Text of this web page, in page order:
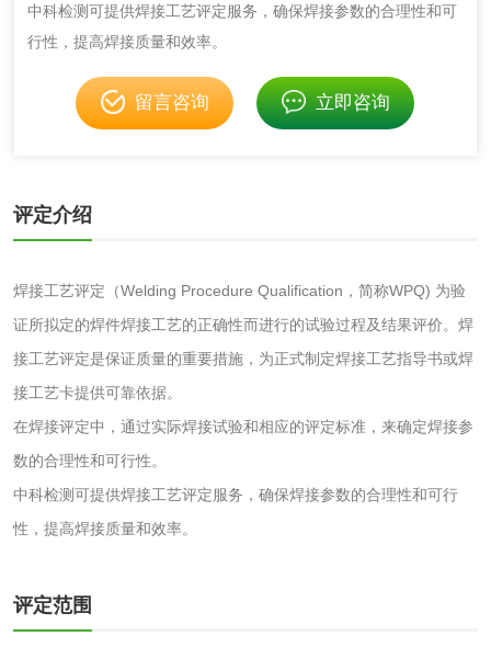
中科检测可提供焊接工艺评定服务，确保焊接参数的合理性和可
行性，提高焊接质量和效率。
留言咨询 立即咨询
评定介绍
焊接工艺评定（Welding Procedure Qualification，简称WPQ) 为验
证所拟定的焊件焊接工艺的正确性而进行的试验过程及结果评价。焊
接工艺评定是保证质量的重要措施，为正式制定焊接工艺指导书或焊
接工艺卡提供可靠依据。
在焊接评定中，通过实际焊接试验和相应的评定标准，来确定焊接参
数的合理性和可行性。
中科检测可提供焊接工艺评定服务，确保焊接参数的合理性和可行
性，提高焊接质量和效率。
评定范围
验
化妆品急性经口毒
性试验
应试验
皮肤光变态反应试
花露水检测 蚊香液检测
清洗剂检测 日化产品毒理检测
水处理剂